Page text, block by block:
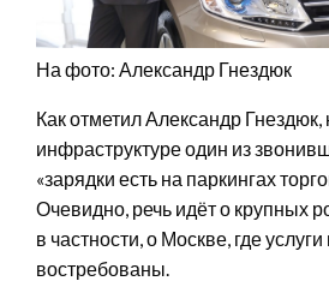
На фото: Александр Гнездюк
Как отметил Александр Гнездюк,
инфраструктуре один из
«зарядки есть на паркингах
Очевидно, речь идёт о крупных
в частности, о Москве, где
востребованы.